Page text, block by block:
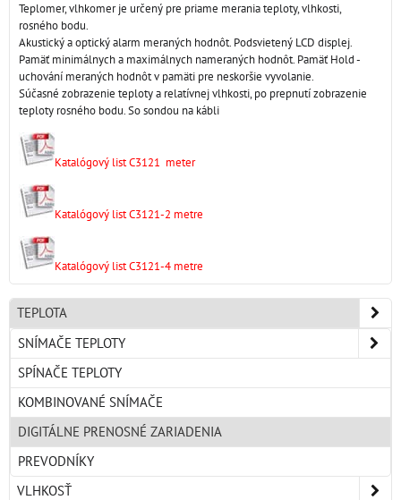
Teplomer, vlhkomer je určený pre priame merania teploty, vlhkosti,
rosného bodu.
Akustický a optický alarm meraných hodnôt. Podsvietený LCD displej.
Pamäť minimálnych a maximálnych nameraných hodnôt. Pamäť Hold -
uchování meraných hodnôt v pamäti pre neskoršie vyvolanie.
Súčasné zobrazenie teploty a relatívnej vlhkosti, po prepnutí zobrazenie
teploty rosného bodu. So sondou na kábli
Katalógový list C3121 meter
Katalógový list C3121-2 metre
Katalógový list C3121-4 metre
TEPLOTA
SNÍMAČE TEPLOTY
SPÍNAČE TEPLOTY
KOMBINOVANÉ SNÍMAČE
DIGITÁLNE PRENOSNÉ ZARIADENIA
PREVODNÍKY
VLHKOSŤ